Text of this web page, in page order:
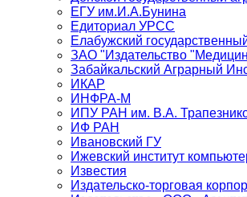
ЕГУ им.И.А.Бунина
Едиториал УРСС
Елабужский
ЗАО "Издательство
Забайкальский Аграрный
ИКАР
ИНФРА-М
ИПУ РАН им. В.А.
ИФ РАН
Ивановский ГУ
Ижевский институт
Известия
Издательско-торговая